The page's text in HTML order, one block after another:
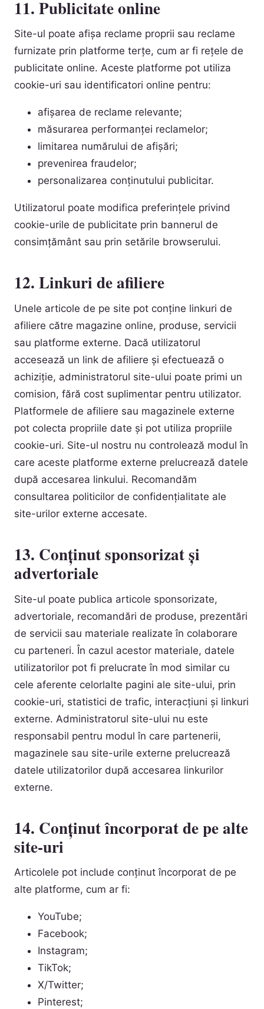
11. Publicitate online
Site-ul poate afișa reclame proprii sau reclame
furnizate prin platforme terțe, cum ar fi rețele de
publicitate online. Aceste platforme pot utiliza
cookie-uri sau identificatori online pentru:
afișarea de reclame relevante;
măsurarea performanței reclamelor;
limitarea numărului de afișări;
prevenirea fraudelor;
personalizarea conținutului publicitar.
Utilizatorul poate modifica preferințele privind
cookie-urile de publicitate prin bannerul de
consimțământ sau prin setările browserului.
12. Linkuri de afiliere
Unele articole de pe site pot conține linkuri de
afiliere către magazine online, produse, servicii
sau platforme externe. Dacă utilizatorul
accesează un link de afiliere și efectuează o
achiziție, administratorul site-ului poate primi un
comision, fără cost suplimentar pentru utilizator.
Platformele de afiliere sau magazinele externe
pot colecta propriile date și pot utiliza propriile
cookie-uri. Site-ul nostru nu controlează modul în
care aceste platforme externe prelucrează datele
după accesarea linkului. Recomandăm
consultarea politicilor de confidențialitate ale
site-urilor externe accesate.
13. Conținut sponsorizat și
advertoriale
Site-ul poate publica articole sponsorizate,
advertoriale, recomandări de produse, prezentări
de servicii sau materiale realizate în colaborare
cu parteneri. În cazul acestor materiale, datele
utilizatorilor pot fi prelucrate în mod similar cu
cele aferente celorlalte pagini ale site-ului, prin
cookie-uri, statistici de trafic, interacțiuni și linkuri
externe. Administratorul site-ului nu este
responsabil pentru modul în care partenerii,
magazinele sau site-urile externe prelucrează
datele utilizatorilor după accesarea linkurilor
externe.
14. Conținut încorporat de pe alte
site-uri
Articolele pot include conținut încorporat de pe
alte platforme, cum ar fi:
YouTube;
Facebook;
Instagram;
TikTok;
X/Twitter;
Pinterest;